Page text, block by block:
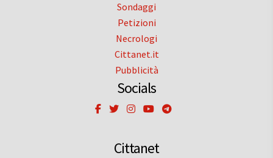
Sondaggi
Petizioni
Necrologi
Cittanet.it
Pubblicità
Socials
Cittanet